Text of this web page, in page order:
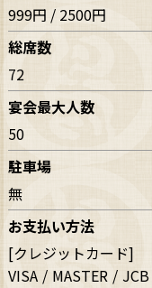
999円 / 2500円
総席数
72
宴会最大人数
50
駐車場
無
お支払い方法
[クレジットカード]
VISA
MASTER JCB